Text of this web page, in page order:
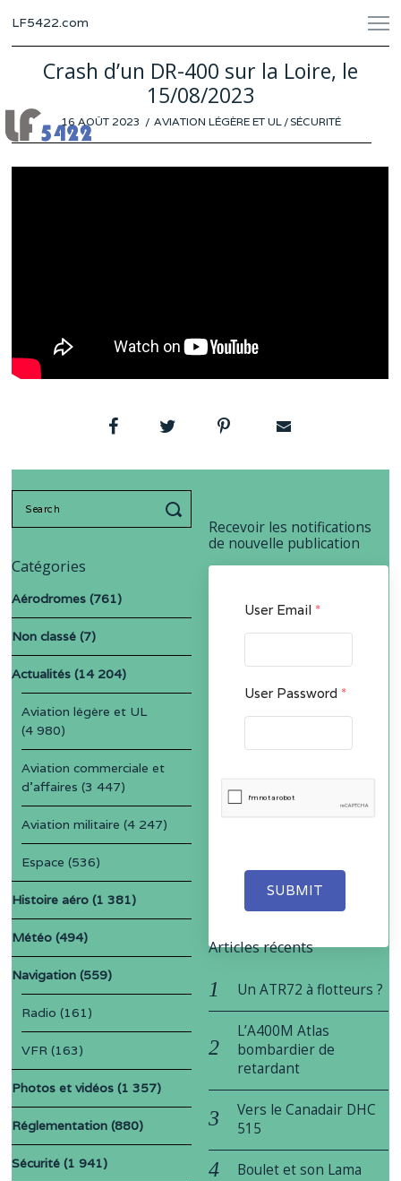
LF5422.com
Crash d’un DR-400 sur la Loire, le
15/08/2023
POSTED
ON
16 AOÛT 2023 16AVIATION LÉGÈRE ET UL / SÉCURITÉ
Recevoir les notifications
de nouvelle publication
User Email *
User Password *
SUBMIT
Catégories
Aérodromes (761)
Non classé (7)
Actualités (14 204)
Aviation légère et UL
(4 980)
Aviation commerciale et
d'affaires (3 447)
Aviation militaire (4 247)
Espace (536)
Histoire aéro (1 381)
Météo (494)
Navigation (559)
Radio (161)
VFR (163)
Photos et vidéos (1 357)
Réglementation (880)
Sécurité (1 941)
Articles récents
Un ATR72 à flotteurs ?
L’A400M Atlas
bombardier de
retardant
Vers le Canadair DHC
515
Boulet et son Lama